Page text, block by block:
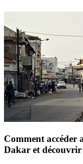
Comment accéder
Dakar et découvrir